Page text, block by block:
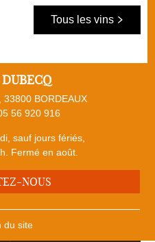
Tous les vins
33800 BORDEAUX
56 920 916
sauf jours fériés,
Fermé en août.
NOUS
du site